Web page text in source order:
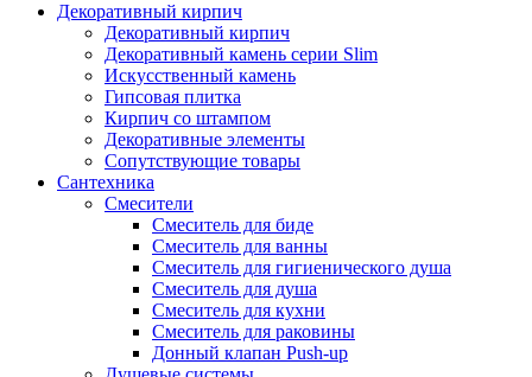
Декоративный кирпич
Декоративный кирпич
Декоративный камень серии Slim
Искусственный камень
Гипсовая плитка
Кирпич со штампом
Декоративные элементы
Сопутствующие товары
Сантехника
Смесители
Смеситель для биде
Смеситель для ванны
Смеситель для гигиенического душа
Смеситель для душа
Смеситель для кухни
Смеситель для раковины
Донный клапан Push-up